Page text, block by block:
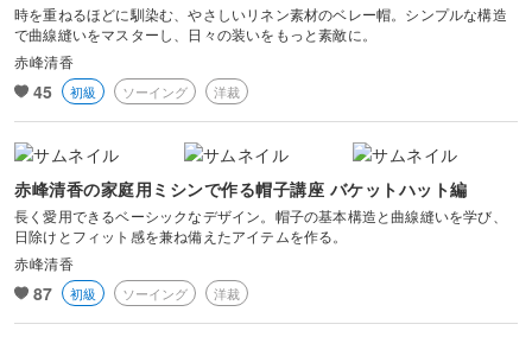
時を重ねるほどに馴染む、やさしいリネン素材のベレー帽。シンプルな構造
で曲線縫いをマスターし、日々の装いをもっと素敵に。
赤峰清香
45 初級 ソーイング 洋裁
赤峰清香の家庭用ミシンで作る帽子講座 バケットハット編
長く愛用できるベーシックなデザイン。帽子の基本構造と曲線縫いを学び、
日除けとフィット感を兼ね備えたアイテムを作る。
赤峰清香
87 初級 ソーイング 洋裁